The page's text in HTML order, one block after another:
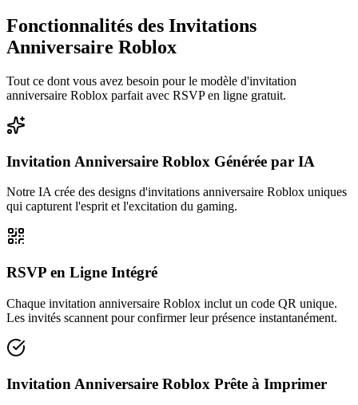
Fonctionnalités des Invitations
Anniversaire Roblox
Tout ce dont vous avez besoin pour le modèle d'invitation
anniversaire Roblox parfait avec RSVP en ligne gratuit.
Invitation Anniversaire Roblox Générée par IA
Notre IA crée des designs d'invitations anniversaire Roblox uniques
qui capturent l'esprit et l'excitation du gaming.
RSVP en Ligne Intégré
Chaque invitation anniversaire Roblox inclut un code QR unique.
Les invités scannent pour confirmer leur présence instantanément.
Invitation Anniversaire Roblox Prête à Imprimer